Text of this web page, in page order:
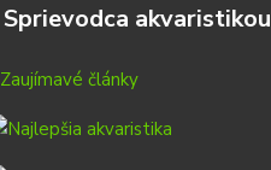
Sprievodca akvaristikou
Zaujímavé články